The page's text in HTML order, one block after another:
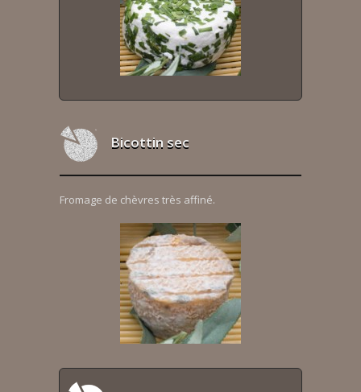
Bicottin sec
Fromage de chèvres très affiné.